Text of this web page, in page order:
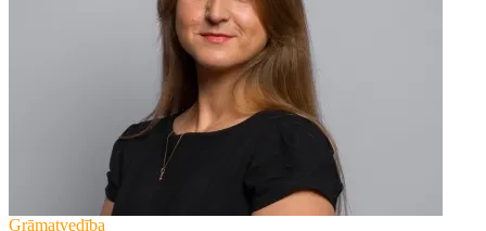
Grāmatvedība